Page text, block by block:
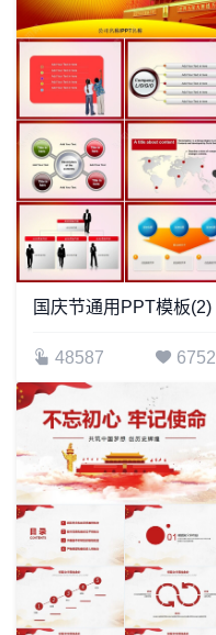
国庆节通用PPT模板(2)
48587 6752